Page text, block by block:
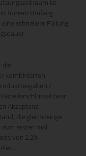
ist
hohem Umfang
schnellere Füllung
die
kombinierten
/
zwar
Akzeptanz
die gleichzeitige
ersten mal
von 2,2%